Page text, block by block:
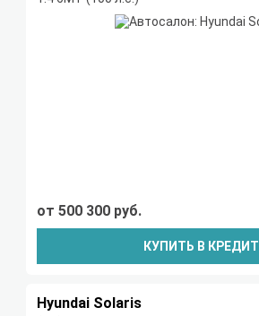
от 500 300 руб.
КУПИТЬ В КРЕДИТ
Hyundai Solaris